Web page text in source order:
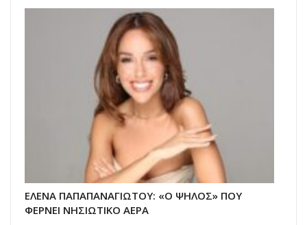
ΕΛΕΝΑ ΠΑΠΑΠΑΝΑΓΙΩΤΟΥ: «Ο ΨΗΛΟΣ» ΠΟΥ
ΦΕΡΝΕΙ ΝΗΣΙΩΤΙΚΟ ΑΕΡΑ